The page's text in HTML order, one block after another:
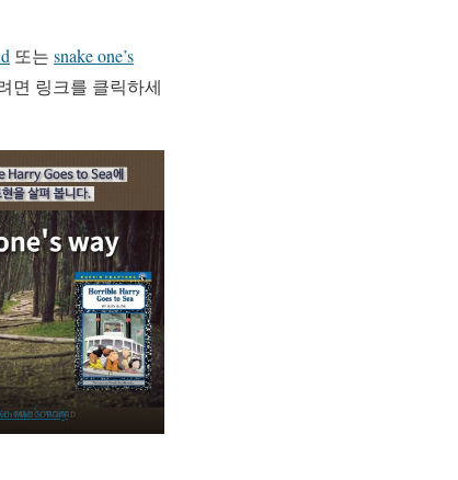
또는 snake one’s
면 링크를 클릭하세
one’s way